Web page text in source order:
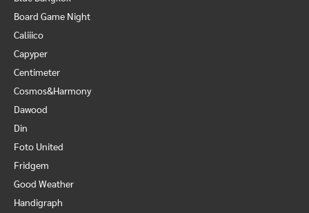
Board Game Night
Caliiico
Capyper
Centimeter
Cosmos&Harmony
Dawood
Din
Foto United
Fridgem
Good Weather
Handigraph